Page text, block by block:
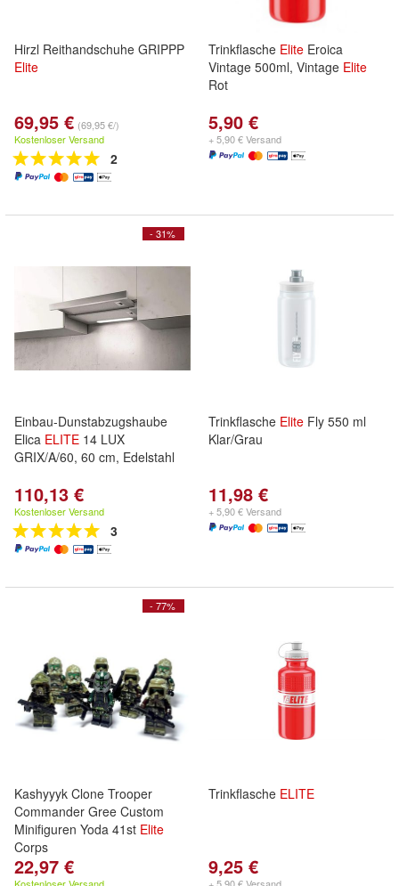
Hirzl Reithandschuhe GRIPPP
Elite
69,95 € (69,95 €/)
Kostenloser Versand
2
Trinkflasche Elite Eroica
Vintage 500ml, Vintage Elite
Rot
5,90 €
+ 5,90 € Versand
- 31%
Einbau-Dunstabzugshaube
Elica ELITE 14 LUX
GRIX/A/60, 60 cm, Edelstahl
110,13 €
Kostenloser Versand
3
Trinkflasche Elite Fly 550 ml
Klar/Grau
11,98 €
+ 5,90 € Versand
- 77%
Kashyyyk Clone Trooper
Commander Gree Custom
Minifiguren Yoda 41st Elite
Corps
22,97 €
Trinkflasche ELITE
9,25 €